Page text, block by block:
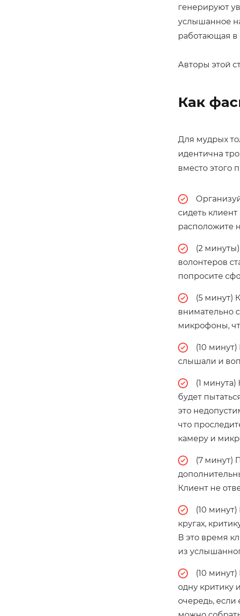
генерируют
услышанное
работающая в
Авторы этой
Как
Для мудрых
идентична
вместо этого
сидеть
расположите
(2
волонтеров
попросите
(5 минут)
внимательно
микрофоны,
(10
слышали и
(1
будет
это
что
камеру и
(7 минут)
Клиент не
(10
кругах,
В это время
из
(10
одну критику
очередь,